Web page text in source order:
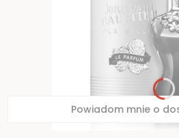
Powiadom mnie o